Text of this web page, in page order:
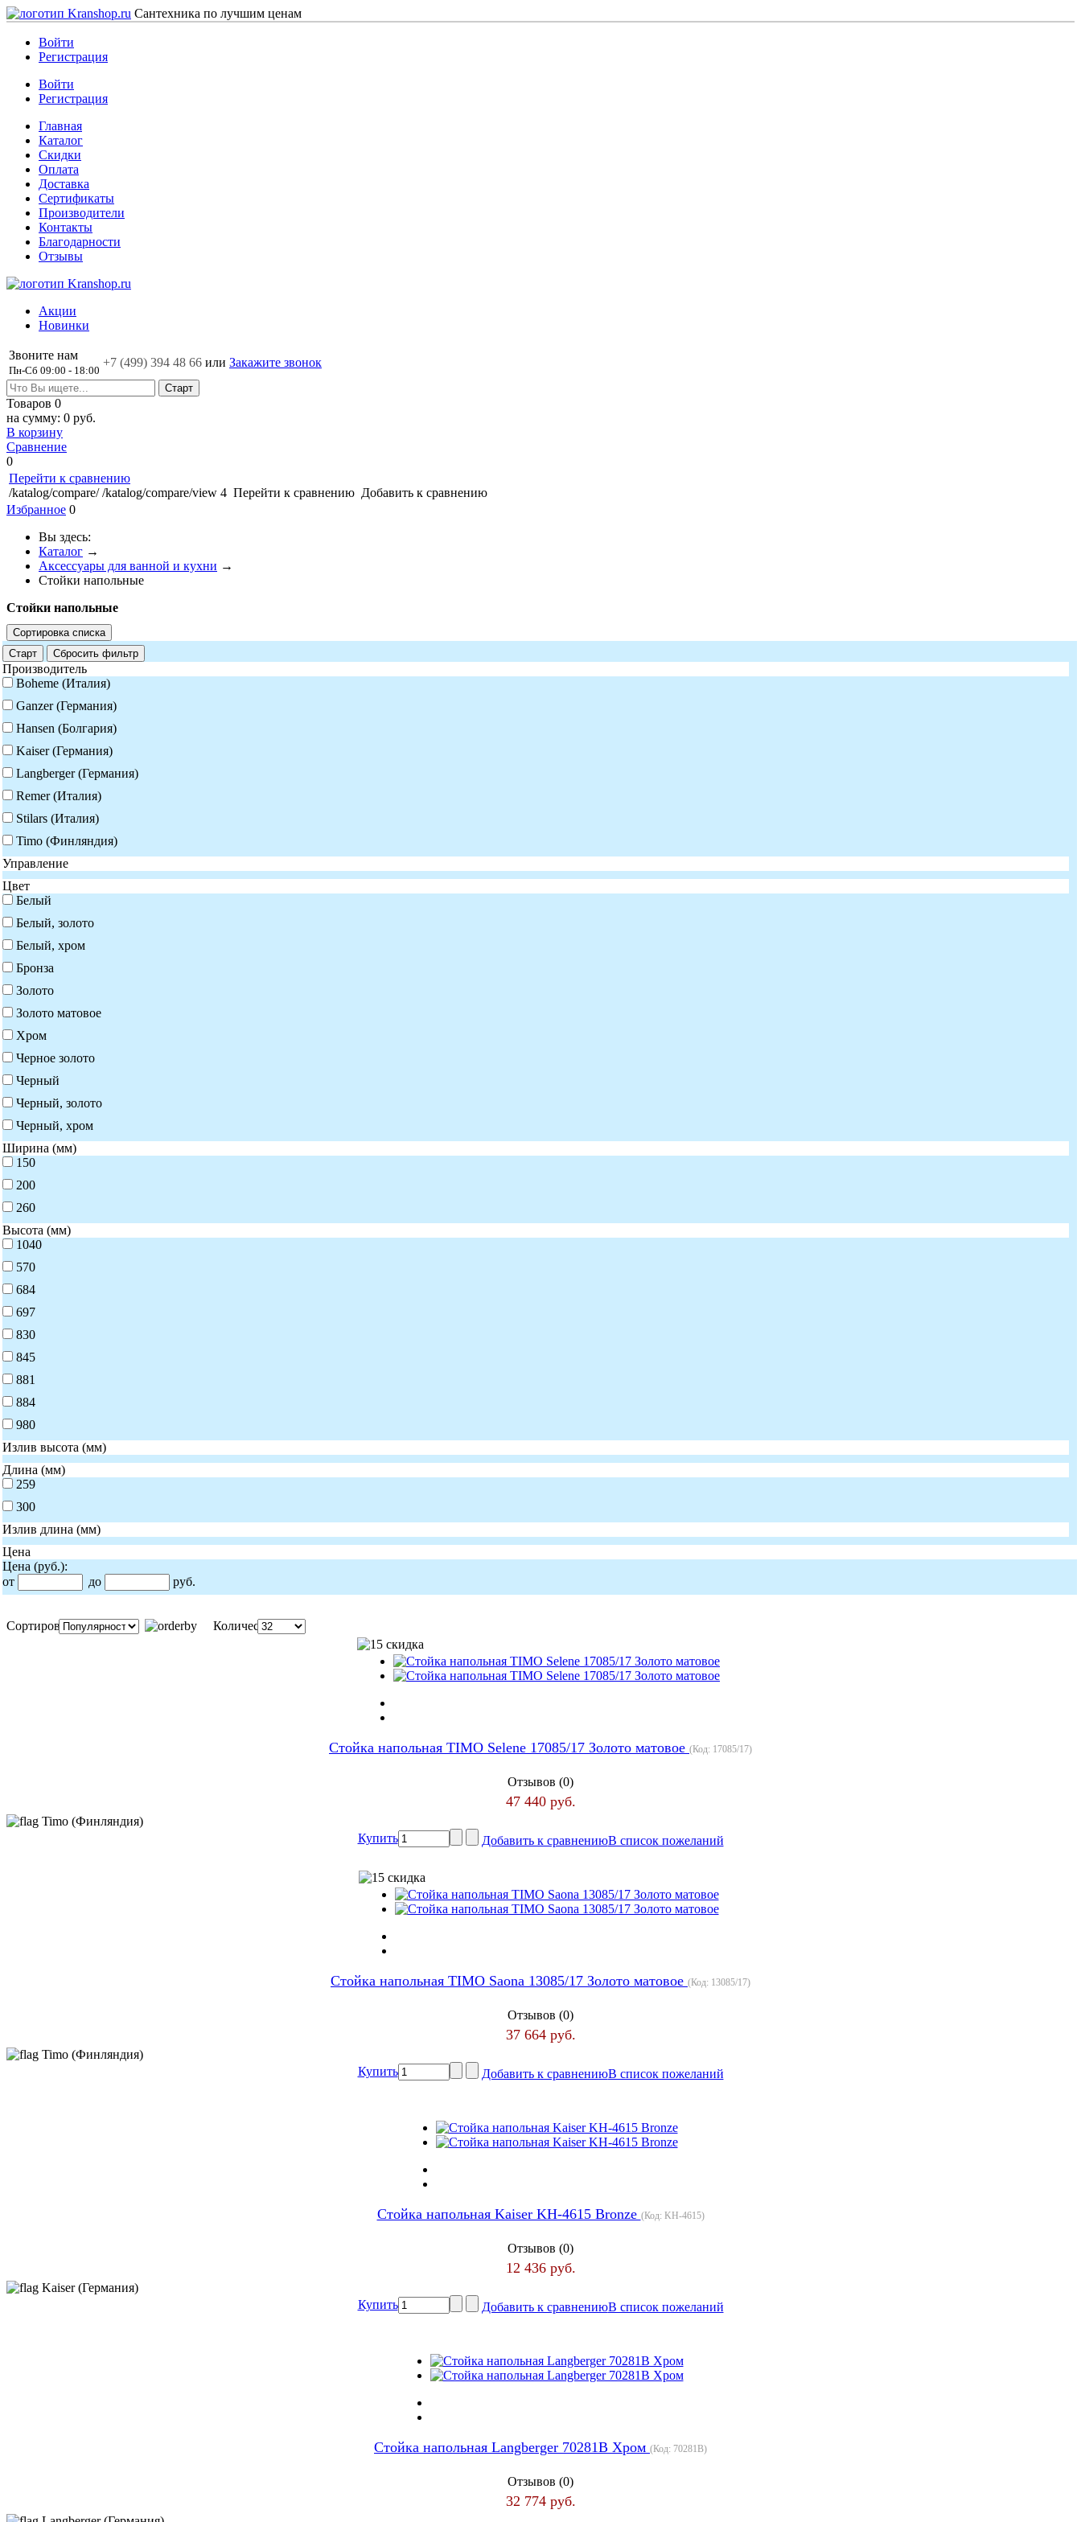
Сантехника по лучшим ценам
Войти
Регистрация
Войти
Регистрация
Главная
Каталог
Скидки
Оплата
Доставка
Сертификаты
Производители
Контакты
Благодарности
Отзывы
Акции
Новинки
Звоните нам
Пн-Сб 09:00 - 18:00
+7 (499) 394 48 66 или Закажите звонок
Товаров 0
на сумму: 0 руб.
В корзину
Сравнение
0
Перейти к сравнению
/katalog/compare/ /katalog/compare/view 4 Перейти к сравнению Добавить к сравнению
Избранное 0
Вы здесь:
Каталог →
Аксессуары для ванной и кухни →
Стойки напольные
Стойки напольные
Сортировка списка
Старт
Сбросить фильтр
Производитель
Boheme (Италия)
Ganzer (Германия)
Hansen (Болгария)
Kaiser (Германия)
Langberger (Германия)
Remer (Италия)
Stilars (Италия)
Timo (Финляндия)
Управление
Цвет
Белый
Белый, золото
Белый, хром
Бронза
Золото
Золото матовое
Хром
Черное золото
Черный
Черный, золото
Черный, хром
Ширина (мм)
150
200
260
Высота (мм)
1040
570
684
697
830
845
881
884
980
Излив высота (мм)
Длина (мм)
259
300
Излив длина (мм)
Цена
Цена (руб.):
от
до руб.
Сортировка: Количество:
Стойка напольная TIMO Selene 17085/17 Золото матовое (Код: 17085/17)
Отзывов (0)
47 440 руб.
Timo (Финляндия)
Купить
Добавить к сравнениюВ список пожеланий
Стойка напольная TIMO Saona 13085/17 Золото матовое (Код: 13085/17)
Отзывов (0)
37 664 руб.
Timo (Финляндия)
Купить
Добавить к сравнениюВ список пожеланий
Стойка напольная Kaiser KH-4615 Bronze (Код: KH-4615)
Отзывов (0)
12 436 руб.
Kaiser (Германия)
Купить
Добавить к сравнениюВ список пожеланий
Стойка напольная Langberger 70281B Хром (Код: 70281B)
Отзывов (0)
32 774 руб.